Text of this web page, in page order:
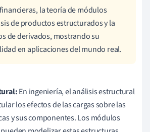
la teoría de módulos
de productos estructurados y la
de derivados, mostrando su
en aplicaciones del mundo real.
En ingeniería, el análisis estructural
los efectos de las cargas sobre las
y sus componentes. Los módulos